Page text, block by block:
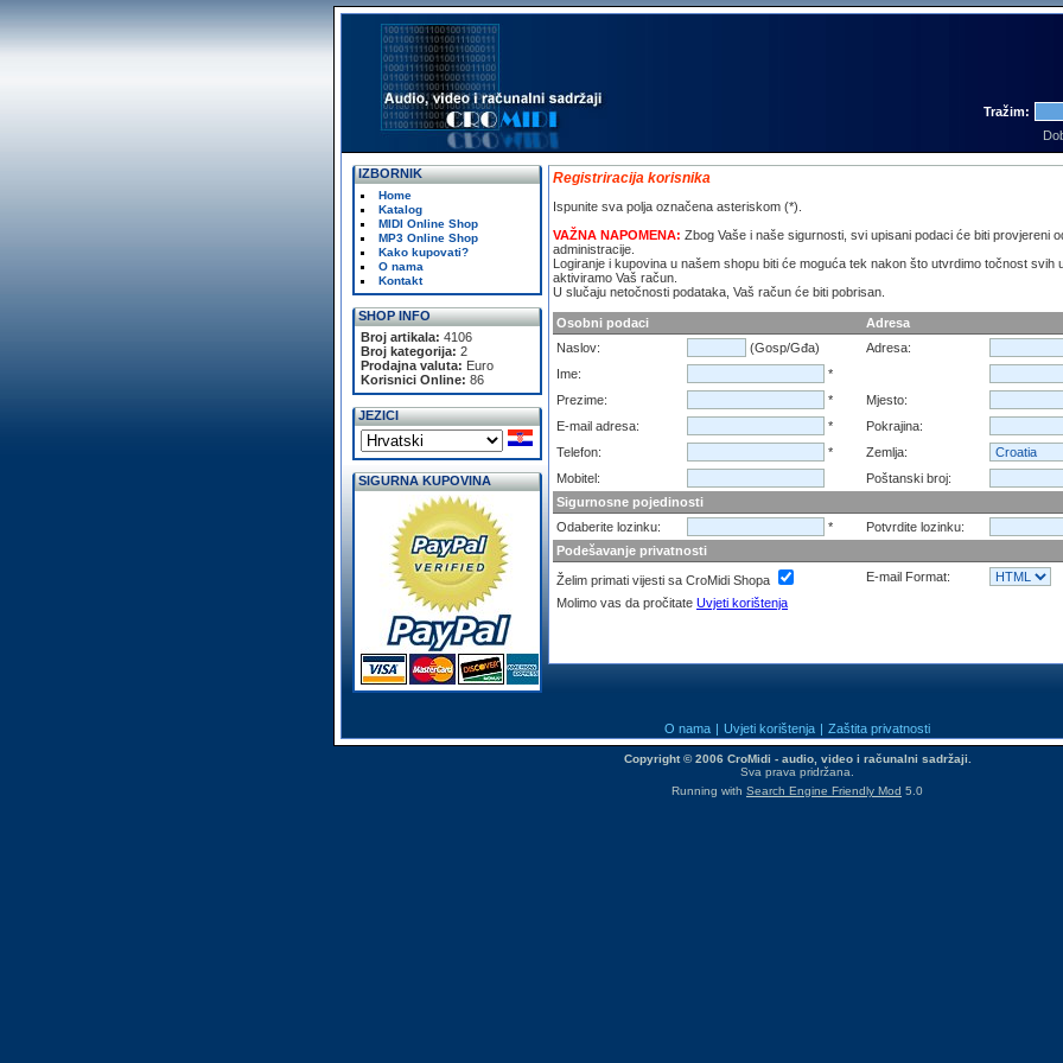
Tražim:
IZBORNIK
Home
Katalog
MIDI Online Shop
MP3 Online Shop
Kako kupovati?
O nama
Kontakt
SHOP INFO
Broj artikala: 4106
Broj kategorija: 2
Prodajna valuta: Euro
Korisnici Online: 86
JEZICI
SIGURNA KUPOVINA
Registriracija korisnika
Ispunite sva polja označena asteriskom (*).
VAŽNA NAPOMENA: Zbog Vaše i naše sigurnosti, svi upisani podaci će biti provjereni
administracije.
Logiranje i kupovina u našem shopu biti će moguća tek nakon što utvrdimo točnost svih
aktiviramo Vaš račun.
U slučaju netočnosti podataka, Vaš račun će biti pobrisan.
Osobni podaci
Adresa
Naslov:
(Gosp/Gđa) Adresa:
Ime:
*
Prezime:
* Mjesto:
E-mail adresa:
*
Pokrajina:
Telefon:
* Zemlja:
Mobitel:
Poštanski broj:
Sigurnosne pojedinosti
Odaberite lozinku:
* Potvrdite lozinku:
Podešavanje privatnosti
Želim primati vijesti sa CroMidi Shopa
E-mail Format:
Molimo vas da pročitate Uvjeti korištenja
O nama | Uvjeti korištenja | Zaštita privatnosti
Copyright © 2006 CroMidi - audio, video i računalni sadržaji.
Sva prava pridržana.
Running with Search Engine Friendly Mod 5.0